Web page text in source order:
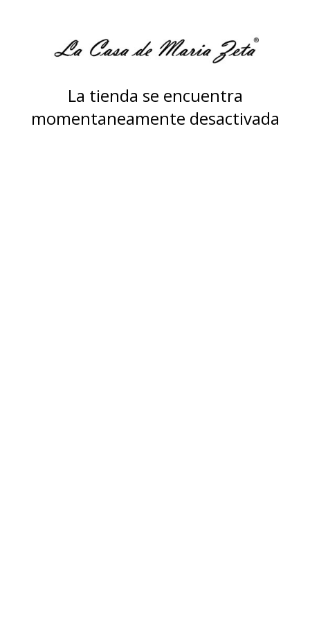
La tienda se encuentra
momentaneamente desactivada